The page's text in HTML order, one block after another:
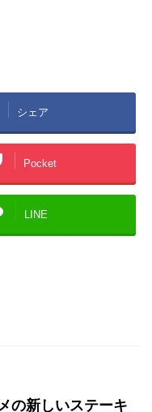
シェア
Pocket
LINE
の新しいステーキ